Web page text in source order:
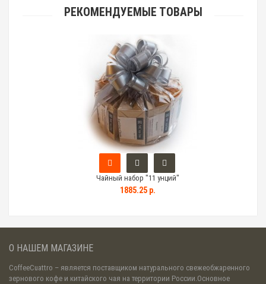
РЕКОМЕНДУЕМЫЕ ТОВАРЫ
Чайный набор "11 унций"
1885.25 р.
О НАШЕМ МАГАЗИНЕ
CoffeeCuattro – является поставщиком натурального свежеобжаренного
зернового кофе и китайского чая на территории России.Основное